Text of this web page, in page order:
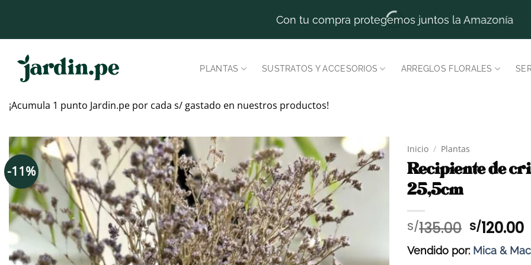
contenido
Con tu compra protegemos juntos la Amazonía
PLANTAS SUSTRATOS Y ACCESORIOS ARREGLOS FLORALES
¡Acumula 1 punto Jardin.pe por cada s/ gastado en nuestros productos!
-11%
Inicio / Plantas
Recipiente de
25,5cm
S/135.00 El
precio
original
S/120.00El
Vendido por: Mica &